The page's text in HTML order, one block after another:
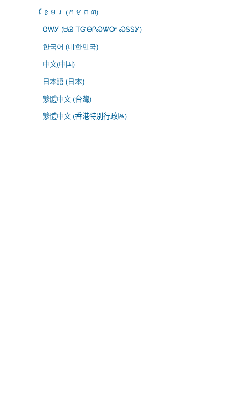
ខ្មែរ (កម្ពុជា)
ᏣᎳᎩ (ᏌᏊ ᎢᏳᎾᎵᏍᏔᏅ ᏍᎦᏚᎩ)
한국어 (대한민국)
中文(中国)
日本語 (日本)
繁體中文 (台灣)
繁體中文 (香港特別行政區)